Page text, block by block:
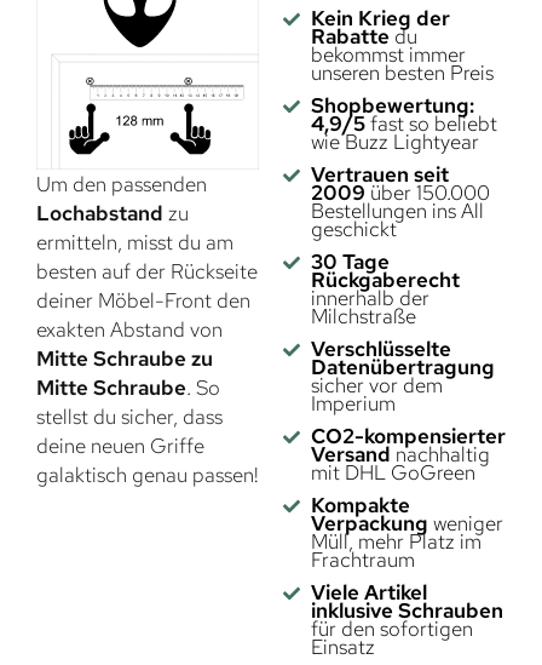
Um den passenden
Lochabstand zu
ermitteln, misst du am
besten auf der Rückseite
deiner Möbel-Front den
exakten Abstand von
Mitte Schraube zu
Mitte Schraube. So
stellst du sicher, dass
deine neuen Griffe
galaktisch genau passen!
Kein Krieg der
Rabatte du
bekommst immer
unseren besten Preis
Shopbewertung:
4,9/5fast so beliebt
wie Buzz Lightyear
Vertrauen seit
2009 über 150.000
Bestellungen ins All
geschickt
30 Tage
Rückgaberecht
innerhalb der
Milchstraße
Verschlüsselte
Datenübertragung
sicher vor dem
Imperium
CO2-kompensierter
Versand nachhaltig
mit DHL GoGreen
Kompakte
Verpackung weniger
Müll, mehr Platz im
Frachtraum
Viele Artikel
inklusive Schrauben
für den sofortigen
Einsatz